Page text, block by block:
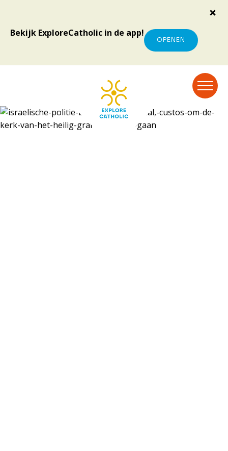
Bekijk ExploreCatholic in de app!
OPENEN